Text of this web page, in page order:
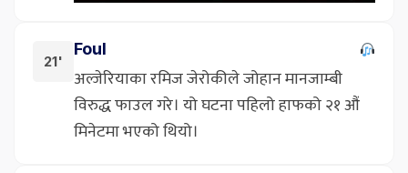
21'
Foul
अल्जेरियाका रमिज जेरोकीले जोहान मानजाम्बी
विरुद्ध फाउल गरे। यो घटना पहिलो हाफको २१ औं
मिनेटमा भएको थियो।